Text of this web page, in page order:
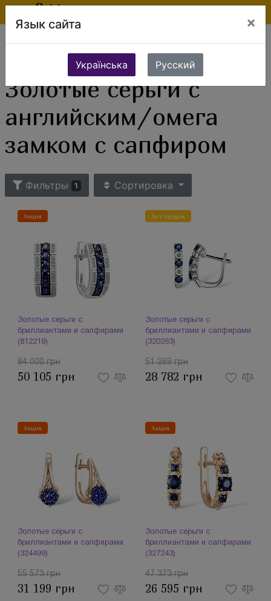
Ювелирные изделия Золотые изделия
Золотые серьги
Золотые серьги с английским/омега замком с сапфиром
Золотые серьги с
английским/омега
замком с сапфиром
Фильтры 1 Сортировка
Акция
Золотые серьги с
бриллиантами и сапфирами
(812219)
84 000 грн
50 105 грн
Хит продаж
Золотые серьги с
бриллиантами и сапфирами
(320263)
51 269 грн
28 782 грн
Акция
Золотые серьги с
бриллиантами и сапфирами
(324499)
55 573 грн
31 199 грн
Акция
Золотые серьги с
бриллиантами и сапфирами
(327243)
47 373 грн
26 595 грн
Язык сайта ×
Українська Русский